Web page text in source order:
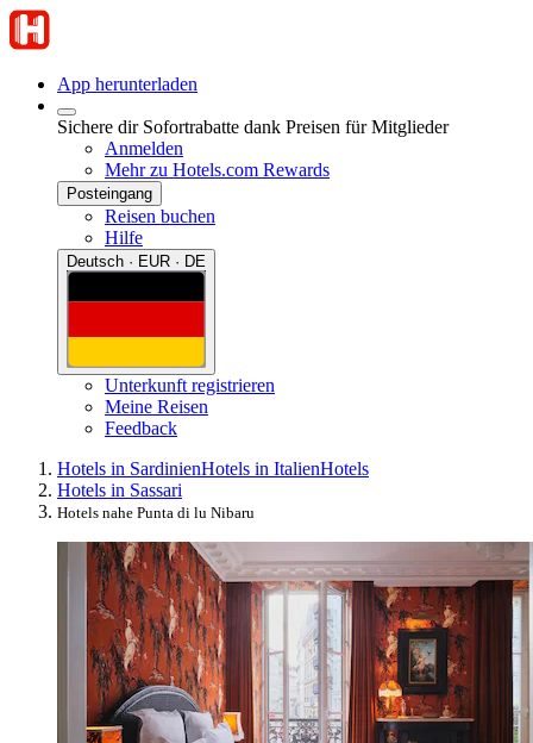
App herunterladen
Sichere dir Sofortrabatte dank Preisen für Mitglieder
Anmelden
Mehr zu Hotels.com Rewards
Posteingang
Reisen buchen
Hilfe
Deutsch · EUR · DE
Unterkunft registrieren
Meine Reisen
Feedback
Hotels in SardinienHotels in ItalienHotels
Hotels in Sassari
Hotels nahe Punta di lu Nibaru